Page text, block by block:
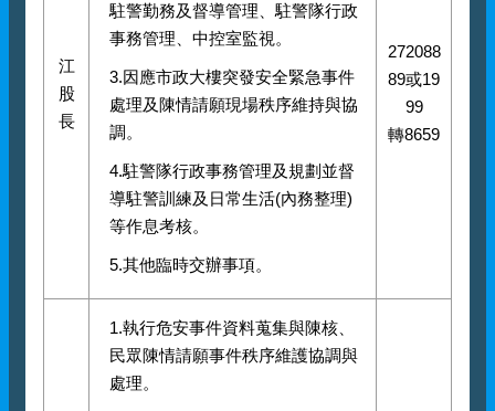
江
股
長
駐警勤務及督導管理、駐警隊行政
事務管理、中控室監視。
3.因應市政大樓突發安全緊急事件
處理及陳情請願現場秩序維持與協
調。
4.駐警隊行政事務管理及規劃並督
導駐警訓練及日常生活(內務整理)
等作息考核。
5.其他臨時交辦事項。
272088
89或19
99
轉8659
1.執行危安事件資料蒐集與陳核、
民眾陳情請願事件秩序維護協調與
處理。